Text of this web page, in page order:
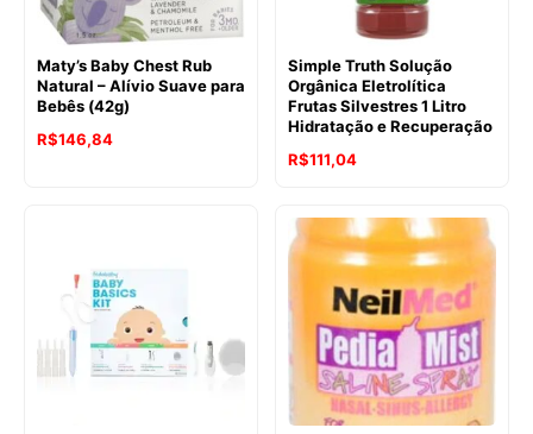
Maty’s Baby Chest Rub
Natural – Alívio Suave para
Bebês (42g)
R$146,84
Simple Truth Solução
Orgânica Eletrolítica
Frutas Silvestres 1 Litro
Hidratação e Recuperação
R$111,04